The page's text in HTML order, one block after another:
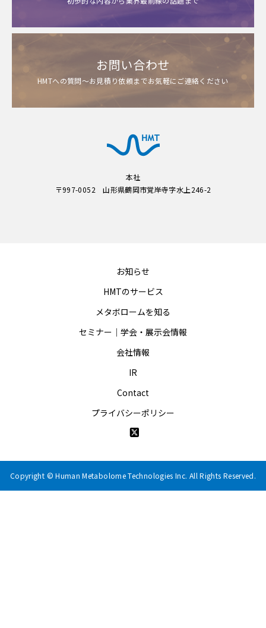
お問い合わせ
HMTへの質問～お見積り依頼までお気軽にご連絡ください
本社
〒997-0052 山形県鶴岡市覚岸寺字水上246-2
お知らせ
HMTのサービス
メタボロームを知る
セミナー｜学会・展示会情報
会社情報
IR
Contact
プライバシーポリシー
Copyright © Human Metabolome Technologies Inc. All Rights Reserved.